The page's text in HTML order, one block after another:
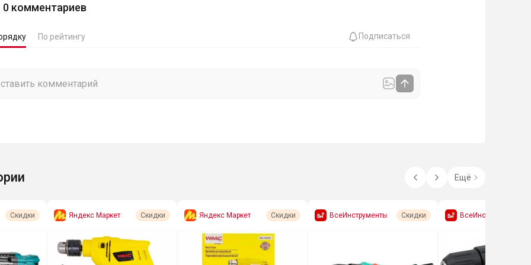
0 комментариев
По рейтингу Подписаться
Ещё
Скидки Яндекс Маркет Скидки Яндекс Маркет Скидки ВсеИнструменты Скидки ВсеИнструменты